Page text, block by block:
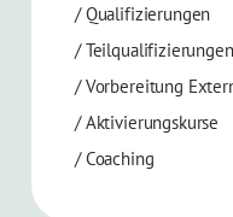
/Qualifizierungen
/Teilqualifizierungen
/Vorbereitung
/Aktivierungskurse
/ Coaching